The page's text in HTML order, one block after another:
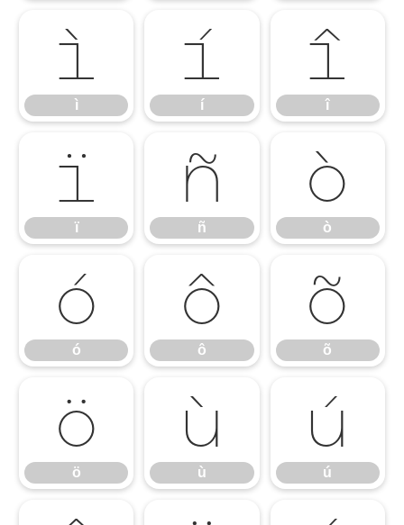
ì
ì
í
í
î
î
ï
ï
ñ
ñ
ò
ò
ó
ó
ô
ô
õ
õ
ö
ö
ù
ù
ú
ú